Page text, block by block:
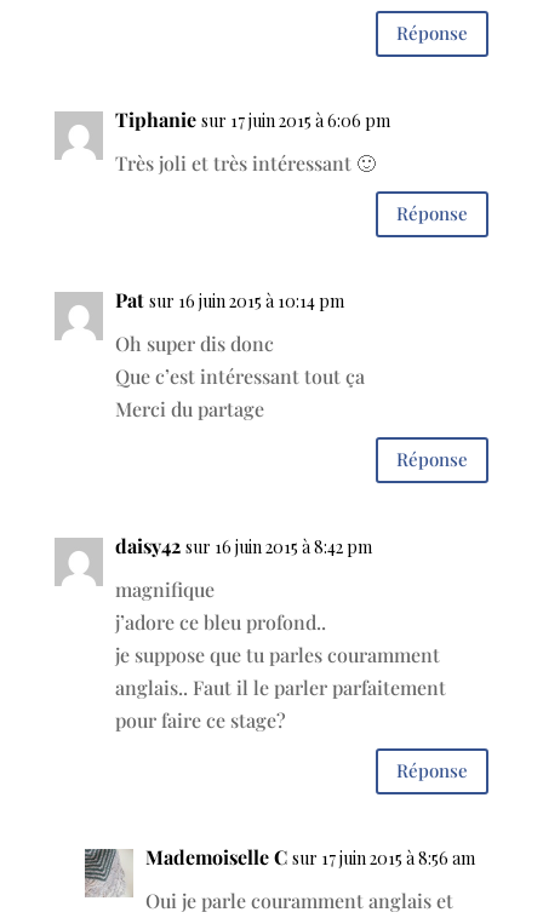
Réponse
Tiphanie sur 17 juin 2015 à 6:06 pm
Très joli et très intéressant 🙂
Réponse
Pat sur 16 juin 2015 à 10:14 pm
Oh super dis donc
Que c’est intéressant tout ça
Merci du partage
Réponse
daisy42 sur 16 juin 2015 à 8:42 pm
magnifique
j’adore ce bleu profond..
je suppose que tu parles couramment
anglais.. Faut il le parler parfaitement
pour faire ce stage?
Réponse
Mademoiselle C sur 17 juin 2015 à 8:56 am
Oui je parle couramment anglais et